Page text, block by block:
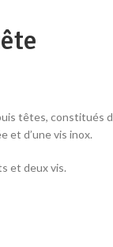
têtes, constitués
et d’une vis inox.
et deux vis.